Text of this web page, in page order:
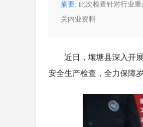
摘要: 此次检查针对行业
关内业资料
近日，壤塘县深入开
安全生产检查，全力保障